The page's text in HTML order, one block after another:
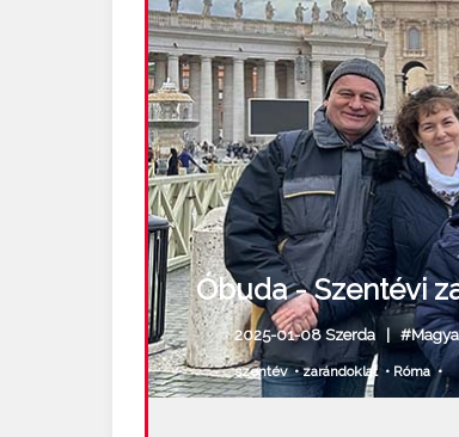
Óbuda - Szentévi
2025-01-08 Szerda |
szentév•zarándoklat• Róma•